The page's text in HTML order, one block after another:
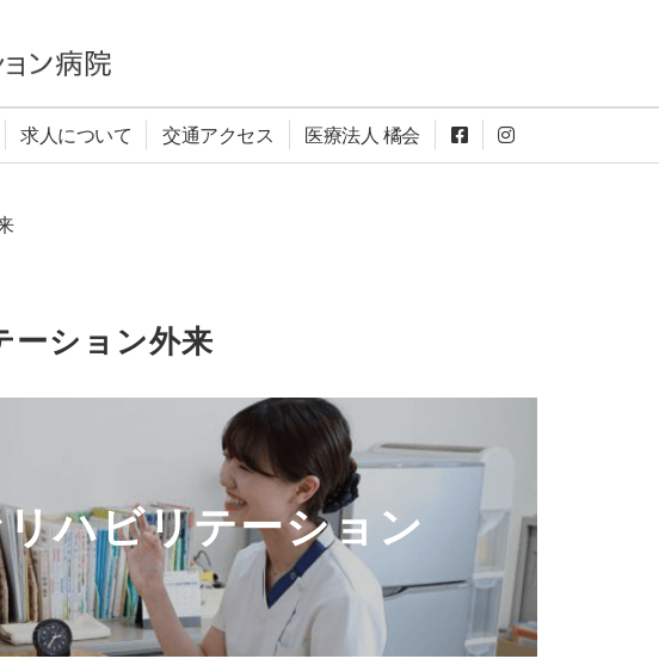
求人について 交通アクセス 医療法人 橘会
ーション外来
リハビリテーション